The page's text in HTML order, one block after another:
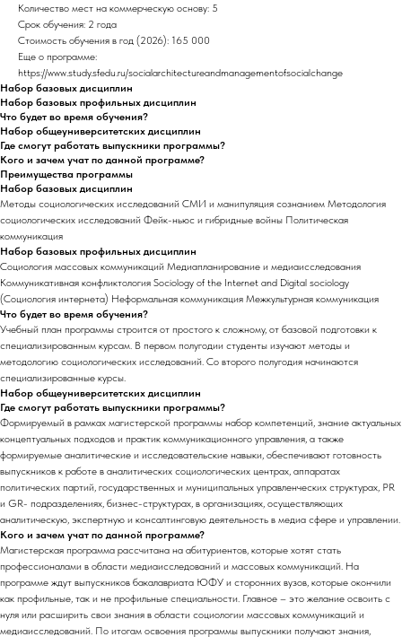
Количество мест на коммерческую основу: 5
Срок обучения: 2 года
Стоимость обучения в год (2026): 165 000
Еще о программе:
https://www.study.sfedu.ru/socialarchitectureandmanagementofsocialchange
Набор базовых дисциплин
Набор базовых профильных дисциплин
Что будет во время обучения?
Набор общеуниверситетских дисциплин
Где смогут работать выпускники программы?
Кого и зачем учат по данной программе?
Преимущества программы
Набор базовых дисциплин
Методы социологических исследований СМИ и манипуляция сознанием Методология
социологических исследований Фейк-ньюс и гибридные войны Политическая
коммуникация
Набор базовых профильных дисциплин
Социология массовых коммуникаций Медиапланирование и медиаисследования
Коммуникативная конфликтология Sociology of the Internet and Digital sociology
(Социология интернета) Неформальная коммуникация Межкультурная коммуникация
Что будет во время обучения?
Учебный план программы строится от простого к сложному, от базовой подготовки к
специализированным курсам. В первом полугодии студенты изучают методы и
методологию социологических исследований. Со второго полугодия начинаются
специализированные курсы.
Набор общеуниверситетских дисциплин
Где смогут работать выпускники программы?
Формируемый в рамках магистерской программы набор компетенций, знание актуальных
концептуальных подходов и практик коммуникационного управления, а также
формируемые аналитические и исследовательские навыки, обеспечивают готовность
выпускников к работе в аналитических социологических центрах, аппаратах
политических партий, государственных и муниципальных управленческих структурах, PR
и GR- подразделениях, бизнес-структурах, в организациях, осуществляющих
аналитическую, экспертную и консалтинговую деятельность в медиа сфере и управлении.
Кого и зачем учат по данной программе?
Магистерская программа рассчитана на абитуриентов, которые хотят стать
профессионалами в области медиаисследований и массовых коммуникаций. На
программе ждут выпускников бакалавриата ЮФУ и сторонних вузов, которые окончили
как профильные, так и не профильные специальности. Главное – это желание освоить с
нуля или расширить свои знания в области социологии массовых коммуникаций и
медиаисследований. По итогам освоения программы выпускники получают знания,